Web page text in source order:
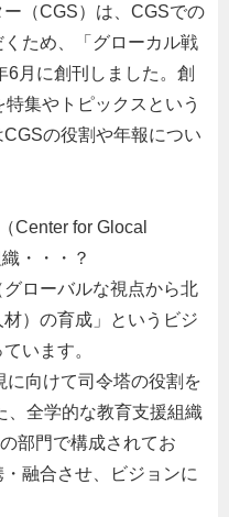
（CGS）は、CGSでの
ため、「グローカル戦
月に創刊しました。創
集やトピックスという
の役割や年報につい
Center for Glocal
・・・？
ローバルな視点から北
）の育成」というビジ
います。
向けて司令塔の役割を
、全学的な教育支援組織
部門で構成されてお
融合させ、ビジョンに